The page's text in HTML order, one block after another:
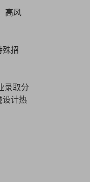
高风
殊招
录取分
设计热